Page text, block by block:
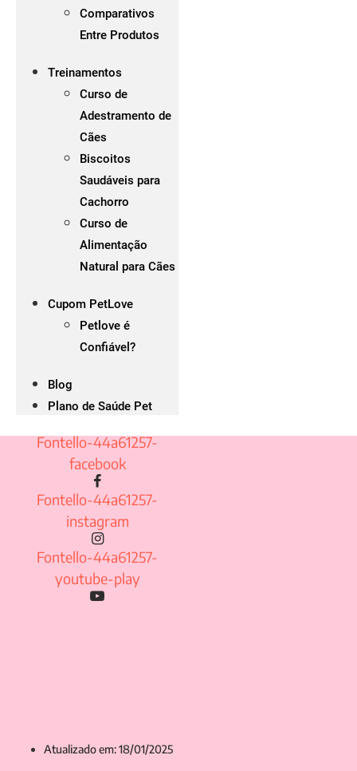
Comparativos
Entre Produtos
Treinamentos
Curso de
Adestramento de
Cães
Biscoitos
Saudáveis para
Cachorro
Curso de
Alimentação
Natural para Cães
Cupom PetLove
Petlove é
Confiável?
Blog
Plano de Saúde Pet
Fontello-44a61257-
facebook
Fontello-44a61257-
instagram
Fontello-44a61257-
youtube-play
Atualizado em: 18/01/2025